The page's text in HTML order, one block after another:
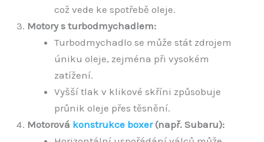
což vede ke spotřebě oleje.
Motory s turbodmychadlem:
Turbodmychadlo se může stát zdrojem
úniku oleje, zejména při vysokém
zatížení.
Vyšší tlak v klikové skříni způsobuje
průnik oleje přes těsnění.
Motorová konstrukce boxer(např. Subaru):